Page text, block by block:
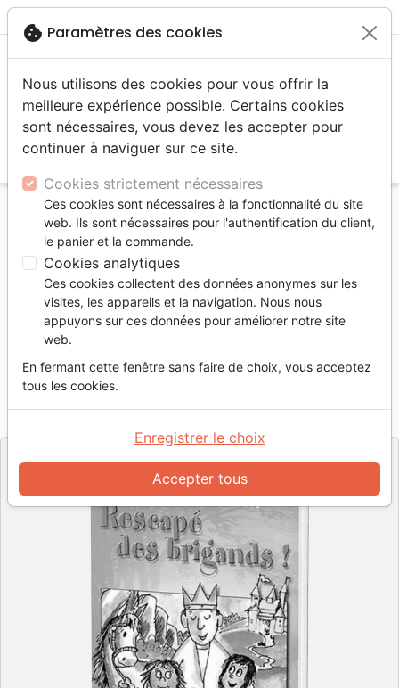
menu
Accueil
Jeunesse
Rescapé des brigands - Livret d'accompagnement -
Entretiens avec le Roi
Rescapé des brigands
Livret d'accompagnement - Entretiens
avec le Roi
Auteur :Ursula Marc
cookie Paramètres des cookies
Nous utilisons des cookies pour vous offrir la
meilleure expérience possible. Certains cookies
sont nécessaires, vous devez les accepter pour
continuer à naviguer sur ce site.
Cookies strictement nécessaires
Ces cookies sont nécessaires à la fonctionnalité du site
web. Ils sont nécessaires pour l'authentification du client,
le panier et la commande.
Cookies analytiques
Ces cookies collectent des données anonymes sur les
visites, les appareils et la navigation. Nous nous
appuyons sur ces données pour améliorer notre site
web.
En fermant cette fenêtre sans faire de choix, vous acceptez
tous les cookies.
Accepter tous
Enregistrer le choix